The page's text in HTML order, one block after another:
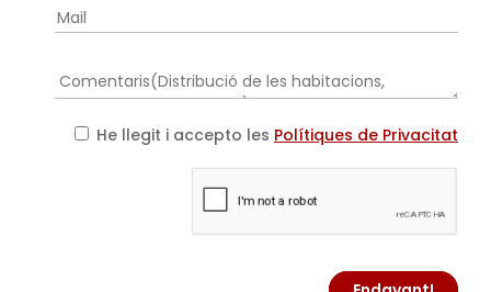
He llegit i accepto les Polítiques de Privacitat